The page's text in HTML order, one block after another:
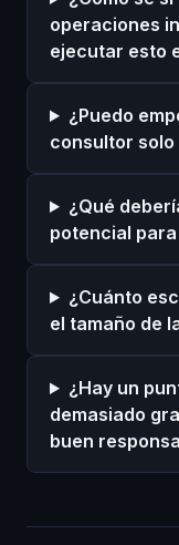
operaciones
ejecutar esto
¿Puedo
consultor solo
¿Qué
potencial
¿Cuánto
el tamaño de
¿Hay un
demasiado
buen